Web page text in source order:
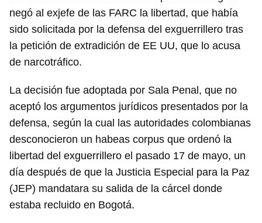
INICIAR SESIÓN CANCELAR
negó al exjefe de las FARC la libertad, que había
sido solicitada por la defensa del exguerrillero tras
la petición de extradición de EE UU, que lo acusa
de narcotráfico.
La decisión fue adoptada por Sala Penal, que no
aceptó los argumentos jurídicos presentados por la
defensa, según la cual las autoridades colombianas
desconocieron un habeas corpus que ordenó la
libertad del exguerrillero el pasado 17 de mayo, un
día después de que la Justicia Especial para la Paz
(JEP) mandatara su salida de la cárcel donde
estaba recluido en Bogotá.